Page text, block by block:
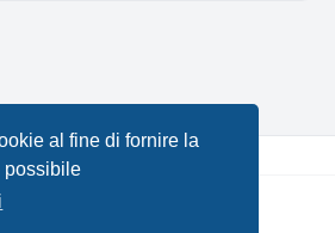
al fine di fornire la
possibile
Software © phpBB Limited •